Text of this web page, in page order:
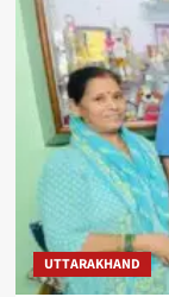
UTTARAKHAND